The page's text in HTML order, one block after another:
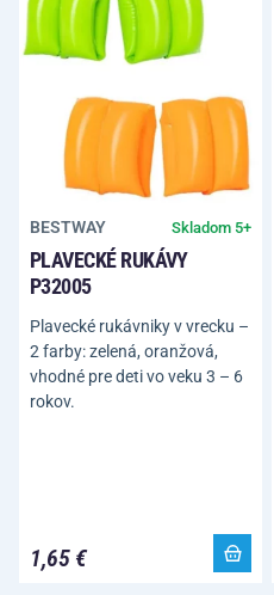
BESTWAY Skladom 5+
PLAVECKÉ RUKÁVY
P32005
Plavecké rukávniky v vrecku –
2 farby: zelená, oranžová,
vhodné pre deti vo veku 3 – 6
rokov.
1,65 €